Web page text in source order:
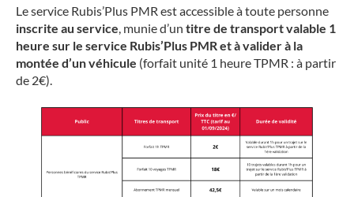
Le service Rubis’Plus PMR est accessible à toute personne
inscrite au service , munie d’un titre de transport valable 1
heure sur le service Rubis’Plus PMR et à valider à la
montée d’un véhicule (forfait unité 1 heure TPMR : à partir
de 2€).